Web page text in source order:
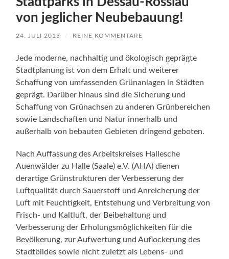
von jeglicher Neubebauung!
24. JULI 2013 / KEINE KOMMENTARE
Jede moderne, nachhaltig und ökologisch geprägte
Stadtplanung ist von dem Erhalt und weiterer
Schaffung von umfassenden Grünanlagen in Städten
geprägt. Darüber hinaus sind die Sicherung und
Schaffung von Grünachsen zu anderen Grünbereichen
sowie Landschaften und Natur innerhalb und
außerhalb von bebauten Gebieten dringend geboten.
Nach Auffassung des Arbeitskreises Hallesche
Auenwälder zu Halle (Saale) e.V. (AHA) dienen
derartige Grünstrukturen der Verbesserung der
Luftqualität durch Sauerstoff und Anreicherung der
Luft mit Feuchtigkeit, Entstehung und Verbreitung von
Frisch- und Kaltluft, der Beibehaltung und
Verbesserung der Erholungsmöglichkeiten für die
Bevölkerung, zur Aufwertung und Auflockerung des
Stadtbildes sowie nicht zuletzt als Lebens- und